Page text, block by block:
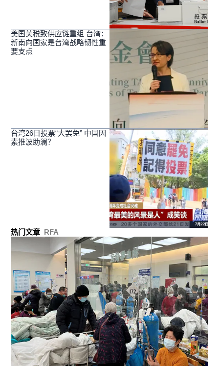
美国关税致供应链重组 台湾：
新南向国家是台湾战略韧性重
要支点
台湾26日投票“大罢免” 中国因
素推波助澜？
热门文章 RFA